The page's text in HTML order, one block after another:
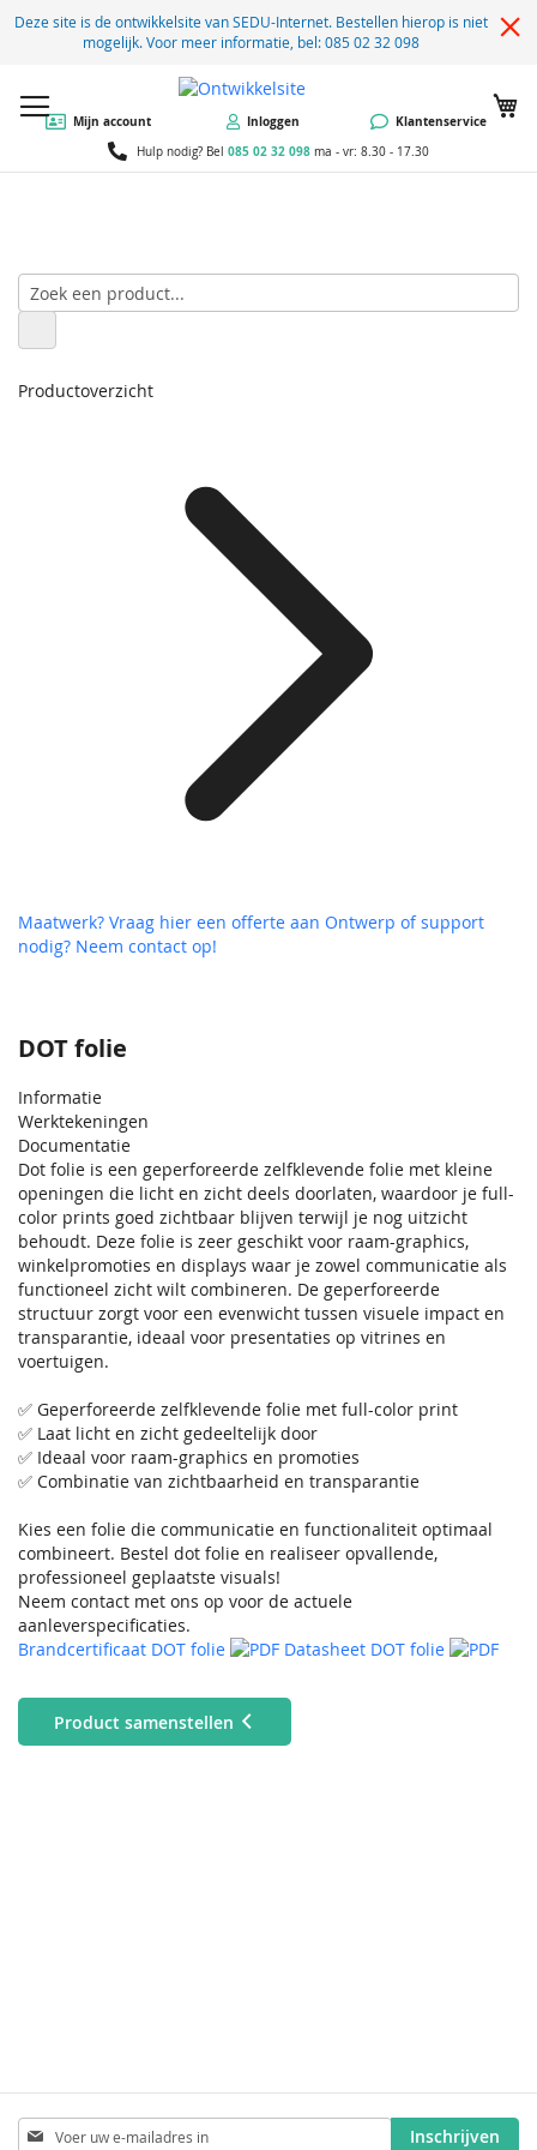
Deze site is de ontwikkelsite van SEDU-Internet. Bestellen hierop is niet
mogelijk. Voor meer informatie, bel: 085 02 32 098
Mijn account Inloggen Klantenservice
Hulp nodig? Bel 085 02 32 098 ma - vr: 8.30 - 17.30
DOT folie
Informatie
Werktekeningen
Documentatie
Dot folie is een geperforeerde zelfklevende folie met kleine
openingen die licht en zicht deels doorlaten, waardoor je full-
color prints goed zichtbaar blijven terwijl je nog uitzicht
behoudt. Deze folie is zeer geschikt voor raam-graphics,
winkelpromoties en displays waar je zowel communicatie als
functioneel zicht wilt combineren. De geperforeerde
structuur zorgt voor een evenwicht tussen visuele impact en
transparantie, ideaal voor presentaties op vitrines en
voertuigen.
✅ Geperforeerde zelfklevende folie met full-color print
✅ Laat licht en zicht gedeeltelijk door
✅ Ideaal voor raam-graphics en promoties
✅ Combinatie van zichtbaarheid en transparantie
Kies een folie die communicatie en functionaliteit optimaal
combineert. Bestel dot folie en realiseer opvallende,
professioneel geplaatste visuals!
Neem contact met ons op voor de actuele
aanleverspecificaties.
Brandcertificaat DOT folie
Datasheet DOT folie
Product samenstellen
Productoverzicht
Maatwerk? Vraag hier een offerte aan Ontwerp of support
nodig? Neem contact op!
Abonneer
Inschrijven